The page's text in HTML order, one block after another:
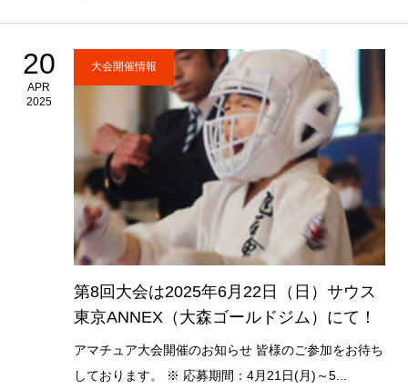
20
APR
2025
大会開催情報
第8回大会は2025年6月22日（日）サウス
東京ANNEX（大森ゴールドジム）にて！
アマチュア大会開催のお知らせ 皆様のご参加をお待ち
しております。 ※ 応募期間：4月21日(月)～5...